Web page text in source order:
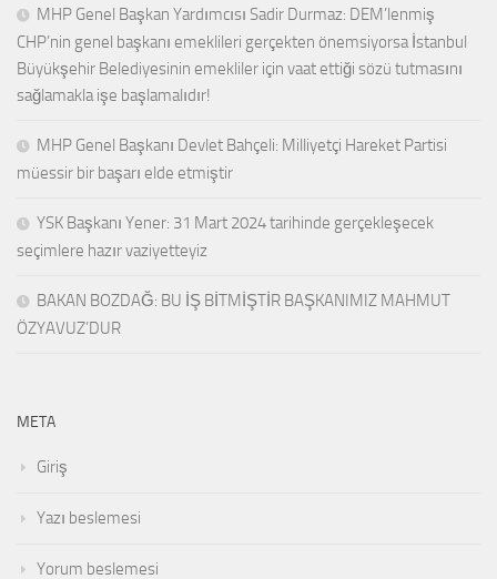
MHP Genel Başkan Yardımcısı Sadir Durmaz: DEM’lenmiş
CHP’nin genel başkanı emeklileri gerçekten önemsiyorsa İstanbul
Büyükşehir Belediyesinin emekliler için vaat ettiği sözü tutmasını
sağlamakla işe başlamalıdır!
MHP Genel Başkanı Devlet Bahçeli: Milliyetçi Hareket Partisi
müessir bir başarı elde etmiştir
YSK Başkanı Yener: 31 Mart 2024 tarihinde gerçekleşecek
seçimlere hazır vaziyetteyiz
BAKAN BOZDAĞ: BU İŞ BİTMİŞTİR BAŞKANIMIZ MAHMUT
ÖZYAVUZ’DUR
META
Giriş
Yazı beslemesi
Yorum beslemesi